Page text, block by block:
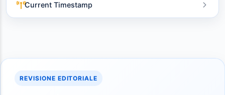
Current Timestamp
REVISIONE EDITORIALE